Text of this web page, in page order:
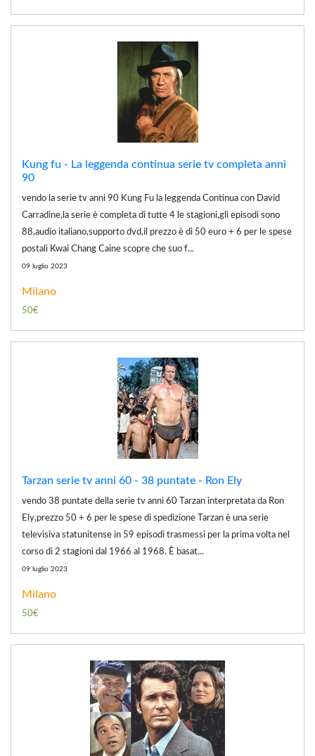
Kung fu - La leggenda continua serie tv completa anni
90
vendo la serie tv anni 90 Kung Fu la leggenda Continua con David
Carradine,la serie è completa di tutte 4 le stagioni,gli episodi sono
88,audio italiano,supporto dvd,il prezzo è di 50 euro + 6 per le spese
postali Kwai Chang Caine scopre che suo f...
09 luglio 2023
Milano
50€
Tarzan serie tv anni 60 - 38 puntate - Ron Ely
vendo 38 puntate della serie tv anni 60 Tarzan interpretata da Ron
Ely,prezzo 50 + 6 per le spese di spedizione Tarzan è una serie
televisiva statunitense in 59 episodi trasmessi per la prima volta nel
corso di 2 stagioni dal 1966 al 1968. È basat...
09 luglio 2023
Milano
50€